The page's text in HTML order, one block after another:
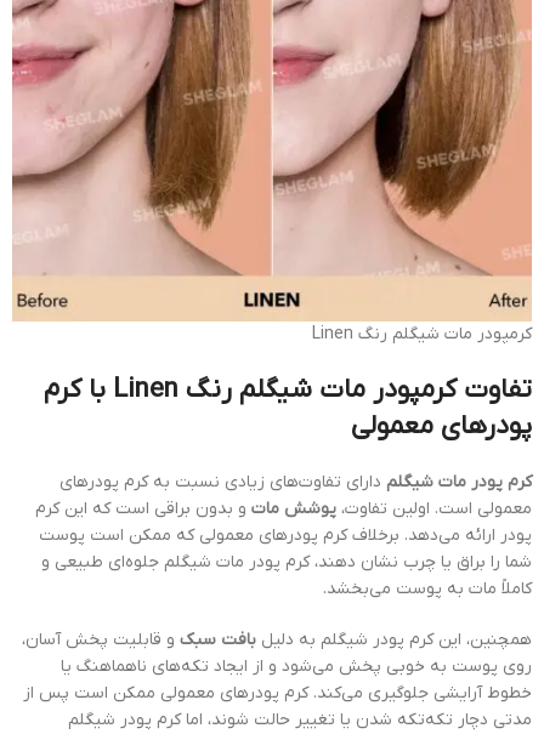
کرمپودر مات شیگلم رنگ Linen
تفاوت کرمپودر مات شیگلم رنگ Linen با کرم
پودرهای معمولی
کرم پودر مات شیگلم دارای تفاوت‌های زیادی نسبت به کرم پودرهای
معمولی است. اولین تفاوت، پوشش مات و بدون براقی است که این کرم
پودر ارائه می‌دهد. برخلاف کرم پودرهای معمولی که ممکن است پوست
شما را براق یا چرب نشان دهند، کرم پودر مات شیگلم جلوه‌ای طبیعی و
کاملاً مات به پوست می‌بخشد.
همچنین، این کرم پودر شیگلم به دلیل بافت سبک و قابلیت پخش آسان،
روی پوست به خوبی پخش می‌شود و از ایجاد تکه‌های ناهماهنگ یا
خطوط آرایشی جلوگیری می‌کند. کرم پودرهای معمولی ممکن است پس از
مدتی دچار تکه‌تکه شدن یا تغییر حالت شوند، اما کرم پودر شیگلم